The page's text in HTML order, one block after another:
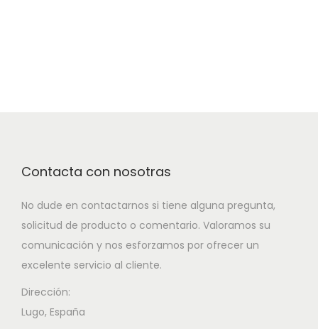
Contacta con nosotras
No dude en contactarnos si tiene alguna pregunta,
solicitud de producto o comentario. Valoramos su
comunicación y nos esforzamos por ofrecer un
excelente servicio al cliente.
Dirección:
Lugo, España